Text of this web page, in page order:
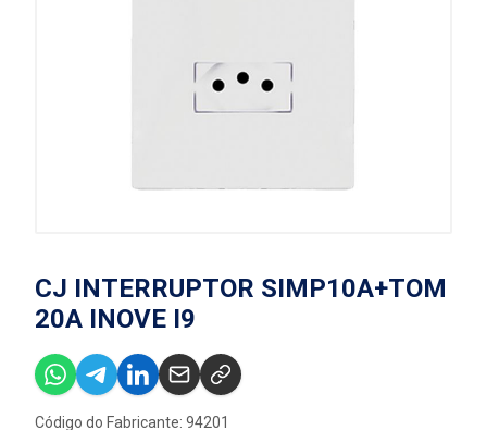
CJ INTERRUPTOR SIMP10A+TOM
20A INOVE I9
Código do Fabricante: 94201